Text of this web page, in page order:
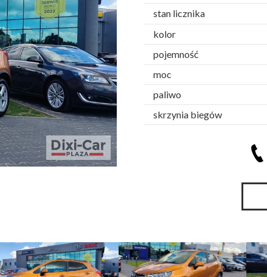
stan licznika
kolor
pojemność
moc
paliwo
skrzynia biegów